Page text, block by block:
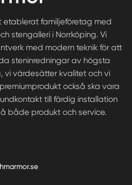
etablerat familjeföretag med
stengalleri i Norrköping. Vi
med modern teknik för att
steninredningar av högsta
vi värdesätter kvalitet och vi
också ska vara
till färdig installation
både produkt och service.